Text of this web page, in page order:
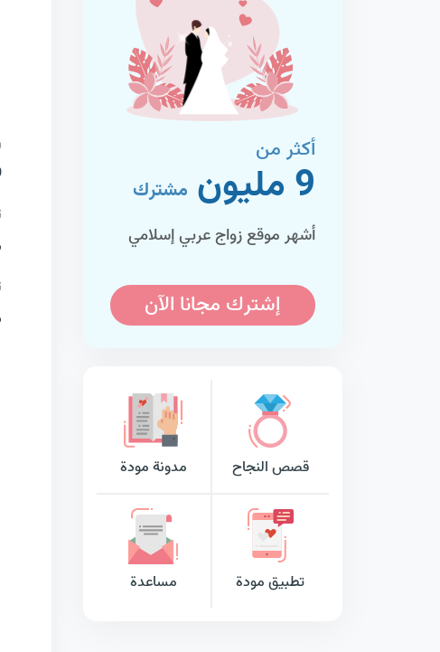
أكثر من
9 مليون مشترك
أشهر موقع زواج عربي إسلامي
إشترك مجانا الآن
قصص النجاح مدونة مودة
تطبيق مودة مساعدة